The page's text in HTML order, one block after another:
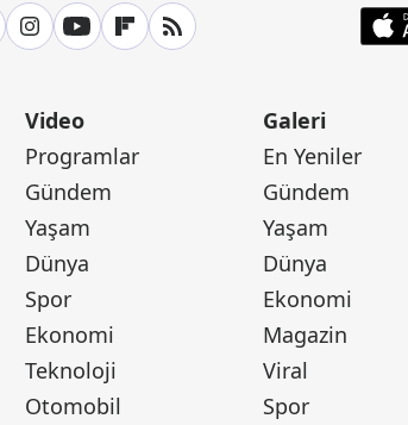
Video
Programlar
Gündem
Yaşam
Dünya
Spor
Ekonomi
Teknoloji
Otomobil
Galeri
En Yeniler
Gündem
Yaşam
Dünya
Ekonomi
Magazin
Viral
Spor